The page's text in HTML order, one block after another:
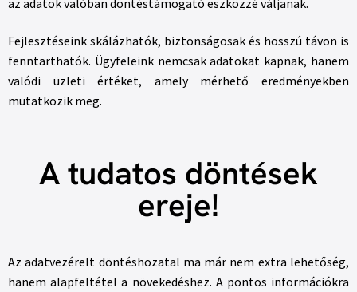
Fejlesztéseink skálázhatók, biztonságosak és hosszú távon is
fenntarthatók. Ügyfeleink nemcsak adatokat kapnak, hanem
valódi üzleti értéket, amely mérhető eredményekben
mutatkozik meg.
A tudatos döntések
ereje!
Az adatvezérelt döntéshozatal ma már nem extra lehetőség,
hanem alapfeltétel a növekedéshez. A pontos információkra